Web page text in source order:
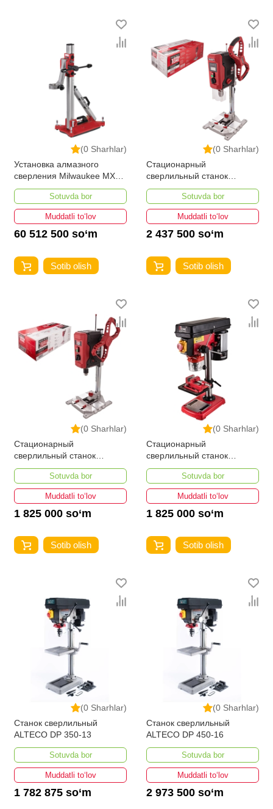
(0 Sharhlar)
Установка алмазного
сверления Milwaukee MXF
DCD150-302C KIT
Sotuvda bor
Muddatli to‘lov
60 512 500 so‘m
Sotib olish
(0 Sharhlar)
Стационарный
сверлильный станок
Number One NBM950
INDUSTRIALSotuvda bor
Muddatli to‘lov
2 437 500 so‘m
Sotib olish
(0 Sharhlar)
Стационарный
сверлильный станок
Number One NBM850
INDUSTRIALSotuvda bor
Muddatli to‘lov
1 825 000 so‘m
Sotib olish
(0 Sharhlar)
Стационарный
сверлильный станок
Number One NBM750S
Sotuvda bor
Muddatli to‘lov
1 825 000 so‘m
Sotib olish
(0 Sharhlar)
Станок сверлильный
ALTECO DP 350-13
Sotuvda bor
Muddatli to‘lov
1 782 875 so‘m
(0 Sharhlar)
Станок сверлильный
ALTECO DP 450-16
Sotuvda bor
Muddatli to‘lov
2 973 500 so‘m